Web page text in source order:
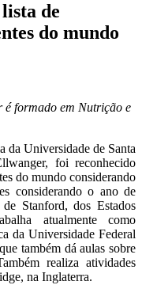
de
do mundo
formado em Nutrição e
da Universidade de Santa
foi reconhecido
do mundo considerando
considerando o ano de
Stanford, dos Estados
atualmente como
da Universidade Federal
também dá aulas sobre
realiza atividades
na Inglaterra.